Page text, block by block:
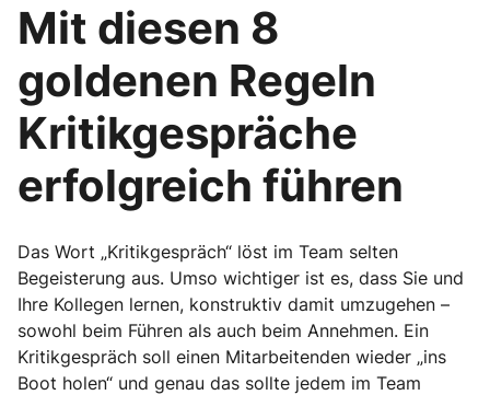
Mit diesen 8
goldenen Regeln
Kritikgespräche
erfolgreich führen
Das Wort „Kritikgespräch“ löst im Team selten
Begeisterung aus. Umso wichtiger ist es, dass Sie und
Ihre Kollegen lernen, konstruktiv damit umzugehen –
sowohl beim Führen als auch beim Annehmen. Ein
Kritikgespräch soll einen Mitarbeitenden wieder „ins
Boot holen“ und genau das sollte jedem im Team